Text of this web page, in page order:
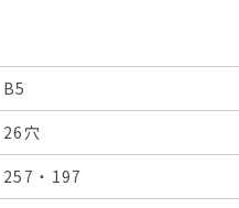
B5
26穴
257・197